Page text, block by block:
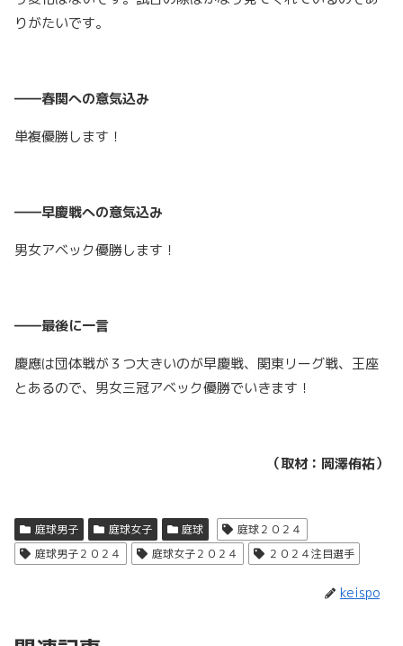
りがたいです。
――春関への意気込み
単複優勝します！
――早慶戦への意気込み
男女アベック優勝します！
――最後に一言
慶應は団体戦が３つ大きいのが早慶戦、関東リーグ戦、王座
とあるので、男女三冠アベック優勝でいきます！
（取材：岡澤侑祐）
庭球男子 庭球女子 庭球
庭球２０２４
庭球男子２０２４
庭球女子２０２４ ２０２４注目選手
keispo